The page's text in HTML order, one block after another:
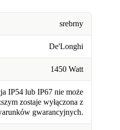
srebrny
De'Longhi
1450 Watt
IP54 lub IP67 nie może
zostaje wyłączona z
gwarancyjnych.